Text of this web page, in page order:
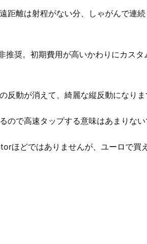
距離は射程がない分、しゃがんで連
推奨。初期費用が高いかわりにカス
反動が消えて、綺麗な縦反動になりま
ので高速タップする意味はあまりない
ほどではありませんが、ユーロで買